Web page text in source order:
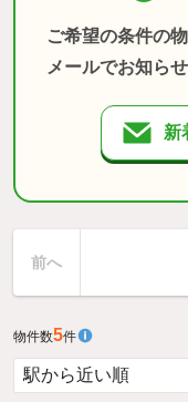
ご希望の条件の
メールでお知ら
新
前へ
物件数5件